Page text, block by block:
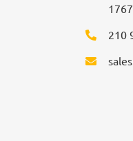
210